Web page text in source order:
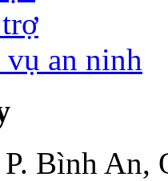
an ninh
Bình An,